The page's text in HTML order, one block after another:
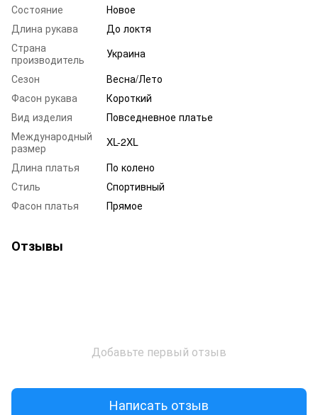
Состояние
Новое
Длина рукава
До локтя
Страна
производитель
Украина
Сезон
Весна/Лето
Фасон рукава
Короткий
Вид изделия
Повседневное платье
Международный
размер
XL-2XL
Длина платья
По колено
Стиль
Спортивный
Фасон платья
Прямое
Отзывы
Добавьте первый отзыв
Написать отзыв